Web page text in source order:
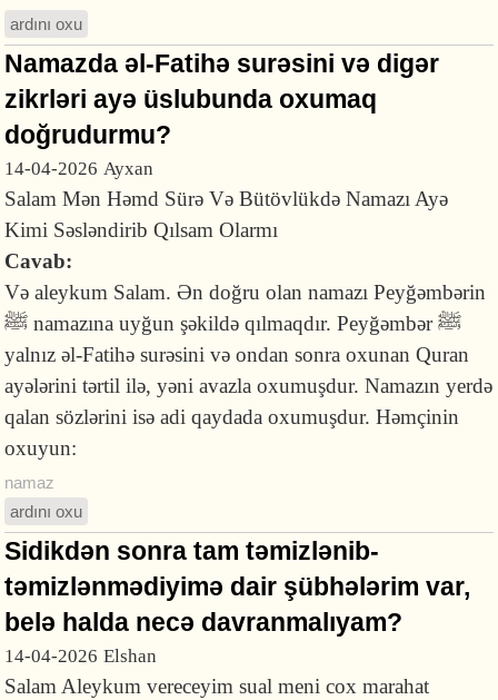
ardını oxu
Namazda əl-Fatihə surəsini və digər
zikrləri ayə üslubunda oxumaq
doğrudurmu?
14-04-2026 Ayxan
Salam Mən Həmd Sürə Və Bütövlükdə Namazı Ayə
Kimi Səsləndirib Qılsam Olarmı
Cavab:
Və aleykum Salam. Ən doğru olan namazı Peyğəmbərin
ﷺ namazına uyğun şəkildə qılmaqdır. Peyğəmbər ﷺ
yalnız əl-Fatihə surəsini və ondan sonra oxunan Quran
ayələrini tərtil ilə, yəni avazla oxumuşdur. Namazın yerdə
qalan sözlərini isə adi qaydada oxumuşdur. Həmçinin
oxuyun:
namaz
ardını oxu
Sidikdən sonra tam təmizlənib-
təmizlənmədiyimə dair şübhələrim var,
belə halda necə davranmalıyam?
14-04-2026 Elshan
Salam Aleykum vereceyim sual meni cox marahat